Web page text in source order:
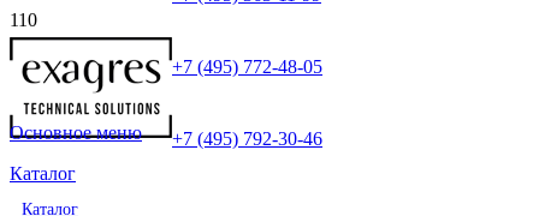
+7 (495) 772-48-05
+7 (495) 792-30-46
Основное меню
Каталог
Каталог